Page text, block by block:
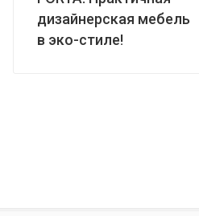
дизайнерская мебель
в эко-стиле!